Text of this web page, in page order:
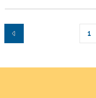
1